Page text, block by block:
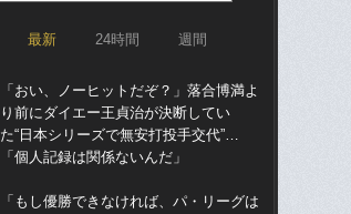
最新 24時間 週間
「おい、ノーヒットだぞ？」落合博満よ
り前にダイエー王貞治が決断してい
た“日本シリーズで無安打投手交代”…
「個人記録は関係ないんだ」
「もし優勝できなければ、パ・リーグは